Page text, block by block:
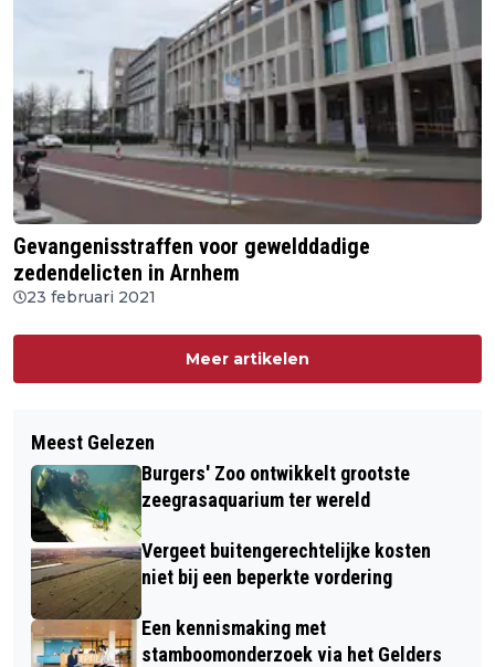
Gevangenisstraffen voor gewelddadige
zedendelicten in Arnhem
23 februari 2021
Meer artikelen
Meest Gelezen
Burgers' Zoo ontwikkelt grootste
zeegrasaquarium ter wereld
Vergeet buitengerechtelijke kosten
niet bij een beperkte vordering
Een kennismaking met
stamboomonderzoek via het Gelders